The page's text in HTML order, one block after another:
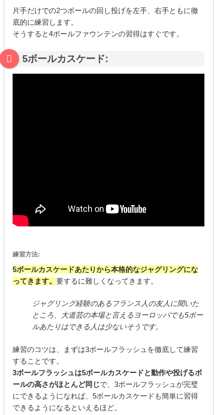
片手だけでの2つボールの回し投げを左手、右手ともに徹
底的に練習します。
そうすると4ボールファウンテンの習得はすぐです。
5ボールカスケード:
練習方法:
5ボールカスケードあたりから本格的なジャグリングにな
ってきます。 要するに難しくなってきます。
ジャグリング経験のあるフランス人の友人に聞いた
ところ、大道芸の本場と言えるヨーロッパでも5ボー
ルあたりはできる人は少ないそうです。
練習のコツは、まずは3ボールフラッシュを徹底して練習
することです。
3ボールフラッシュは5ボールカスケードと動作や投げるボ
ールの高さがほとんど同じで、3ボールフラッシュが完璧
にできるようになれば、5ボールカスケードも簡単に習得
できるようになるといえるほど。